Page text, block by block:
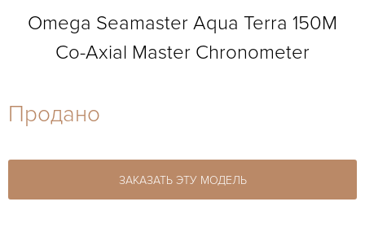
27-44
Omega Seamaster Aqua Terra 150M
Co-Axial Master Chronometer
Продано
ЗАКАЗАТЬ ЭТУ МОДЕЛЬ